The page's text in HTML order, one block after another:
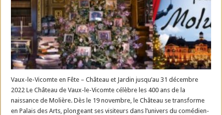
Vaux-le-Vicomte en Fête – Château et Jardin jusqu’au 31 décembre
2022 Le Château de Vaux-le-Vicomte célèbre les 400 ans de la
naissance de Molière. Dès le 19 novembre, le Château se transforme
en Palais des Arts, plongeant ses visiteurs dans l’univers du comédien-